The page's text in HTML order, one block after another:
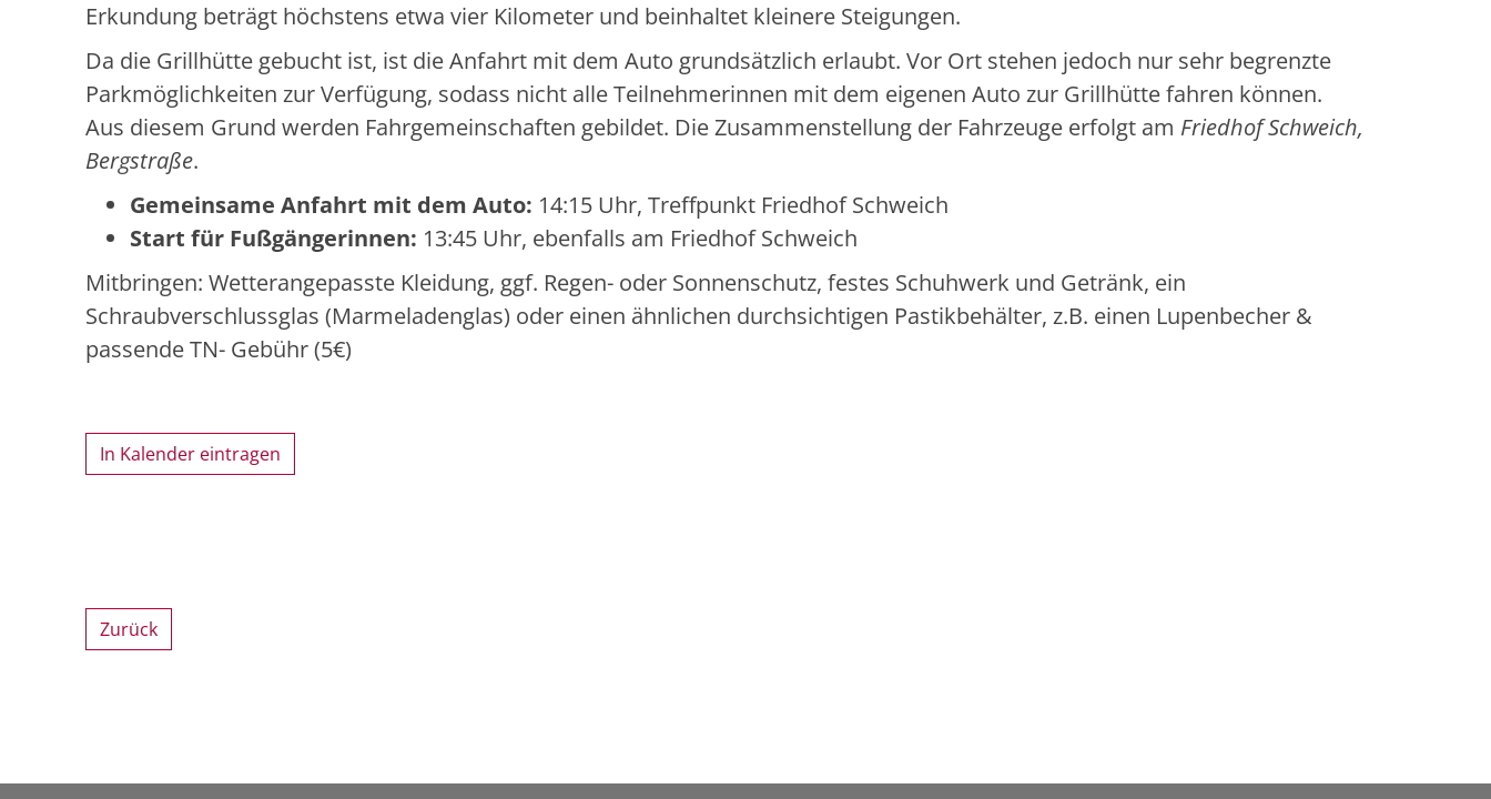
Erkundung beträgt höchstens etwa vier Kilometer und beinhaltet kleinere Steigungen.
Da die Grillhütte gebucht ist, ist die Anfahrt mit dem Auto grundsätzlich erlaubt. Vor Ort stehen jedoch nur sehr begrenzte
Parkmöglichkeiten zur Verfügung, sodass nicht alle Teilnehmerinnen mit dem eigenen Auto zur Grillhütte fahren können.
Aus diesem Grund werden Fahrgemeinschaften gebildet. Die Zusammenstellung der Fahrzeuge erfolgt am Friedhof Schweich,
Bergstraße.
Gemeinsame Anfahrt mit dem Auto: 14:15 Uhr, Treffpunkt Friedhof Schweich
Start für Fußgängerinnen: 13:45 Uhr, ebenfalls am Friedhof Schweich
Mitbringen: Wetterangepasste Kleidung, ggf. Regen- oder Sonnenschutz, festes Schuhwerk und Getränk, ein
Schraubverschlussglas (Marmeladenglas) oder einen ähnlichen durchsichtigen Pastikbehälter, z.B. einen Lupenbecher &
passende TN- Gebühr (5€)
In Kalender eintragen
Zurück